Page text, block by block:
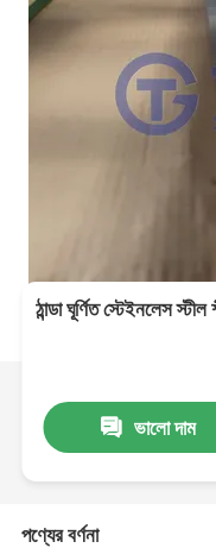
ঠান্ডা ঘূর্ণিত স্টেইনলেস
ভালো দাম
পণ্যের বর্ণনা